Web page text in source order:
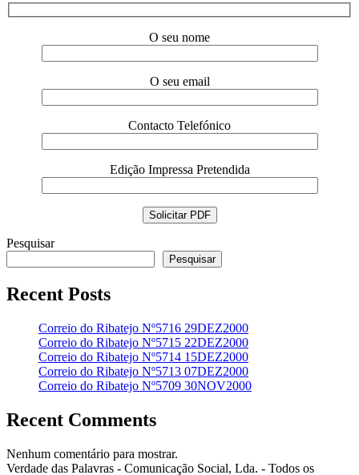
O seu nome
O seu email
Contacto Telefónico
Edição Impressa Pretendida
Pesquisar
Pesquisar
Recent Posts
Correio do Ribatejo Nº5716 29DEZ2000
Correio do Ribatejo Nº5715 22DEZ2000
Correio do Ribatejo Nº5714 15DEZ2000
Correio do Ribatejo Nº5713 07DEZ2000
Correio do Ribatejo Nº5709 30NOV2000
Recent Comments
Nenhum comentário para mostrar.
Verdade das Palavras - Comunicação Social, Lda. - Todos os